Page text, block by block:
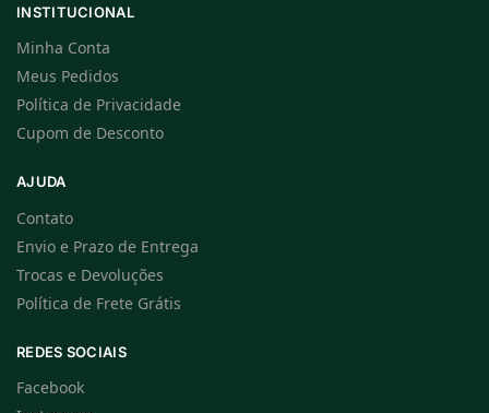
INSTITUCIONAL
Minha Conta
Meus Pedidos
Política de Privacidade
Cupom de Desconto
AJUDA
Contato
Envio e Prazo de Entrega
Trocas e Devoluções
Política de Frete Grátis
REDES SOCIAIS
Facebook